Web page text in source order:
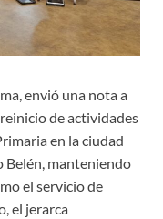
envió una nota a
de actividades
en la ciudad
Belén, manteniendo
el servicio de
el jerarca